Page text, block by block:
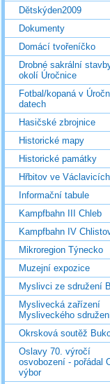
Dětskýden2009
Dokumenty
Domácí tvořeníčko
Drobné sakrální
okolí Úročnice
Fotbal/kopaná v
datech
Hasičské zbrojnice
Historické mapy
Historické památky
Hřbitov ve Václavicích
Informační tabule
Kampfbahn III Chleb
Kampfbahn IV
Mikroregion Týnecko
Muzejní expozice
Myslivci ze sdružení
Myslivecká zařízení
Mysliveckého
Okrsková soutěž
Oslavy 70. výročí
osvobození - pořádal
výbor